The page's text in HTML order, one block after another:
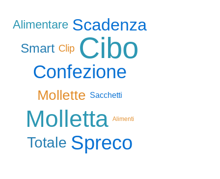
Alimentare Scadenza
Smart Clip Cibo
Confezione
Mollette Sacchetti
Molletta Alimenti
Totale Spreco